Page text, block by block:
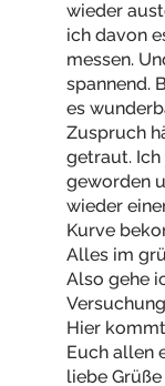
wieder
ich davon
messen.
spannend.
es
Zuspruch
getraut.
geworden
wieder
Kurve
Alles im
Also gehe
Hier
Euch allen
liebe